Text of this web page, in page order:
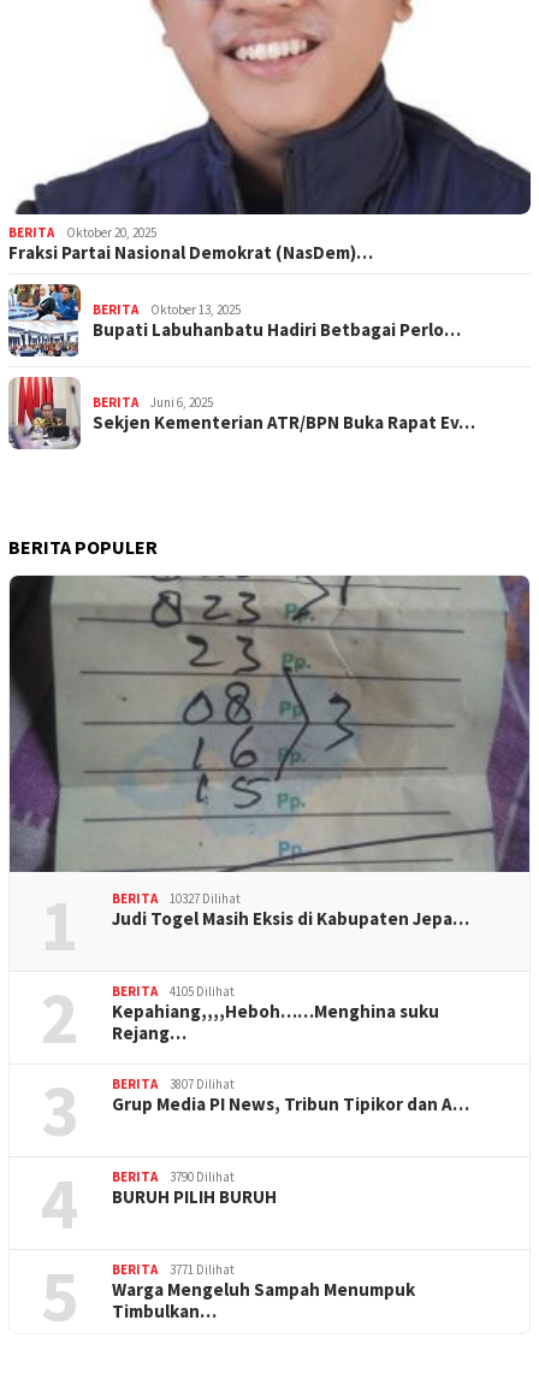
BERITA Oktober 20, 2025
Fraksi Partai Nasional Demokrat (NasDem)…
BERITA Oktober 13, 2025
Bupati Labuhanbatu Hadiri Betbagai Perlo…
BERITA Juni 6, 2025
Sekjen Kementerian ATR/BPN Buka Rapat Ev…
BERITA POPULER
1 BERITA 10327 Dilihat
Judi Togel Masih Eksis di Kabupaten Jepa…
2 BERITA 4105 Dilihat
Kepahiang,,,,Heboh……Menghina suku
Rejang…
3 BERITA 3807 Dilihat
Grup Media PI News, Tribun Tipikor dan A…
4 BERITA 3790 Dilihat
BURUH PILIH BURUH
5 BERITA 3771 Dilihat
Warga Mengeluh Sampah Menumpuk
Timbulkan…